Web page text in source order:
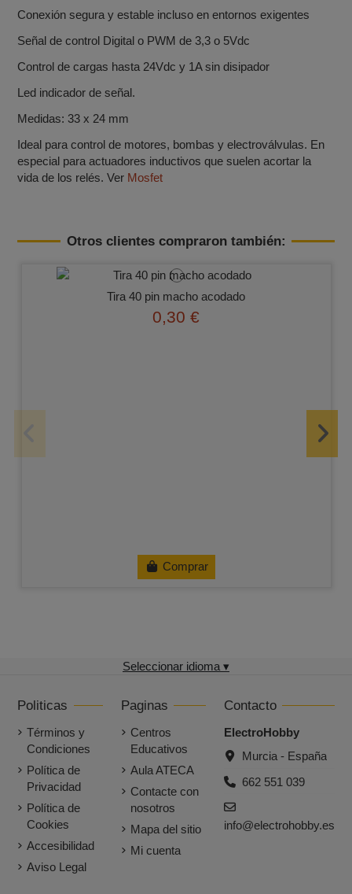
Conexión segura y estable incluso en entornos exigentes
Señal de control Digital o PWM de 3,3 o 5Vdc
Control de cargas hasta 24Vdc y 1A sin disipador
Led indicador de señal.
Medidas: 33 x 24 mm
Ideal para control de motores, bombas y electroválvulas. En
especial para actuadores inductivos que suelen acortar la
vida de los relés. Ver Mosfet
Otros clientes compraron también:
Tira 40 pin macho acodado
0,30 €
Comprar
Seleccionar idioma ▾
Politicas
Términos y
Condiciones
Política de
Privacidad
Política de
Cookies
Accesibilidad
Aviso Legal
Paginas
Centros
Educativos
Aula ATECA
Contacte con
nosotros
Mapa del sitio
Mi cuenta
Contacto
ElectroHobby
Murcia - España
662 551 039
info@electrohobby.es